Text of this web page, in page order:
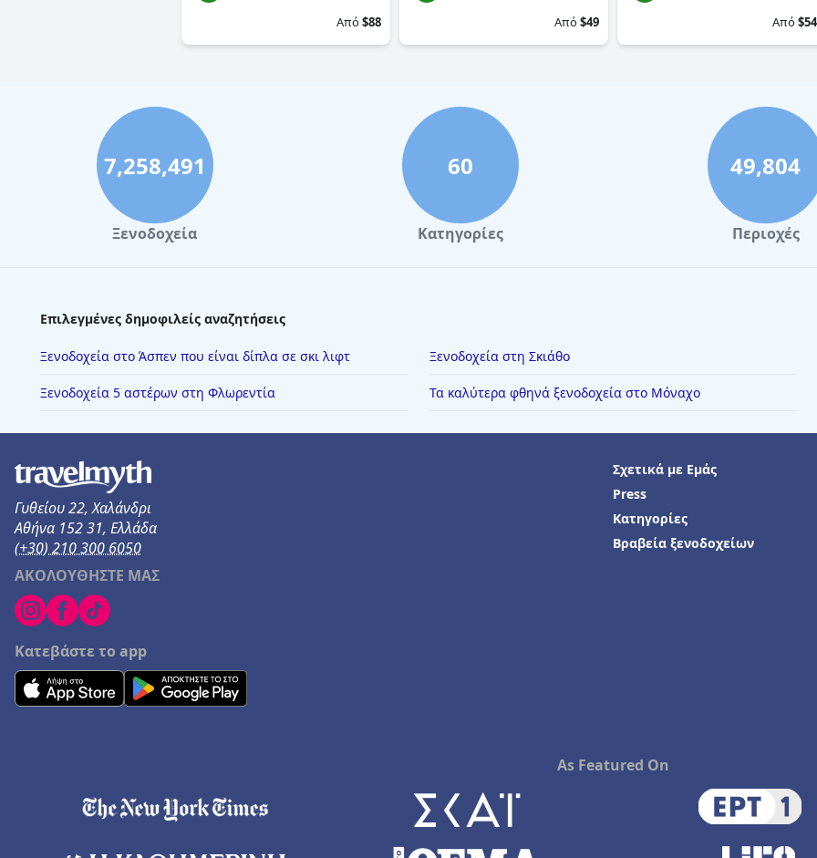
Από$88
Από$49
Από$54
7,258,491
Ξενοδοχεία
60
Κατηγορίες
49,804
Περιοχές
Επιλεγμένες δημοφιλείς αναζητήσεις
Ξενοδοχεία στο Άσπεν που είναι δίπλα σε σκι λιφτ Ξενοδοχεία στη Σκιάθο
Ξενοδοχεία 5 αστέρων στη Φλωρεντία Τα καλύτερα φθηνά ξενοδοχεία στο Μόναχο
Γυθείου 22, Χαλάνδρι
Αθήνα 152 31, Ελλάδα
(+30) 210 300 6050
ΑΚΟΛΟΥΘΗΣΤΕ ΜΑΣ
Κατεβάστε το app
Σχετικά με Εμάς
Press
Κατηγορίες
Βραβεία ξενοδοχείων
As Featured On